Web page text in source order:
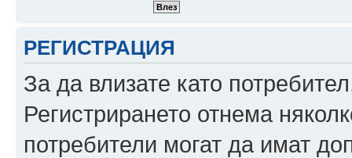
РЕГИСТРАЦИЯ
За да влизате като
Регистрирането отнема
потребители могат да имат